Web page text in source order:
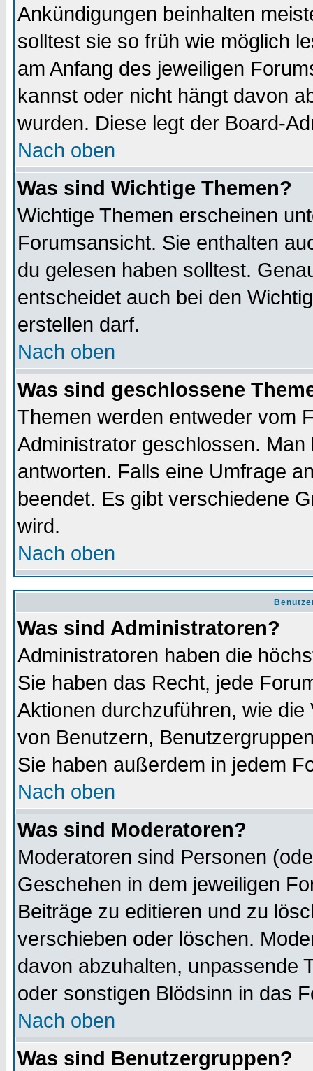
Ankündigungen beinhalten
solltest sie so früh wie möglich
am Anfang des jeweiligen
kannst oder nicht hängt davon
wurden. Diese legt der Board-
Nach oben
Was sind Wichtige Themen?
Wichtige Themen erscheinen
Forumsansicht. Sie enthalten
du gelesen haben solltest.
entscheidet auch bei den
erstellen darf.
Nach oben
Was sind geschlossene
Themen werden entweder vom
Administrator geschlossen.
antworten. Falls eine Umfrage
beendet. Es gibt verschiedene
wird.
Nach oben
Was sind Administratoren?
Administratoren haben die
Sie haben das Recht, jede
Aktionen durchzuführen, wie
von Benutzern,
Sie haben außerdem in jedem
Nach oben
Was sind Moderatoren?
Moderatoren sind Personen
Geschehen in dem jeweiligen
Beiträge zu editieren und zu
verschieben oder löschen.
davon abzuhalten, unpassende
oder sonstigen Blödsinn in das
Nach oben
Was sind Benutzergruppen?